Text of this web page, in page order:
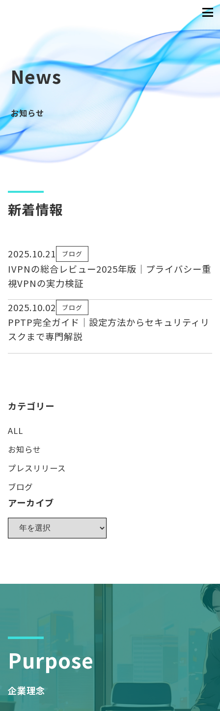
News
お知らせ
新着情報
2025.10.21 ブログ
IVPNの総合レビュー2025年版｜プライバシー重
視VPNの実力検証
2025.10.02
ブログ
PPTP完全ガイド｜設定方法からセキュリティリ
スクまで専門解説
カテゴリー
ALL
お知らせ
プレスリリース
ブログ
アーカイブ
Purpose
企業理念